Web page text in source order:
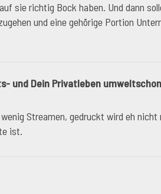
sie richtig Bock haben. Und dann
und eine gehörige Portion
und Dein Privatleben
Streamen, gedruckt wird eh
ist.